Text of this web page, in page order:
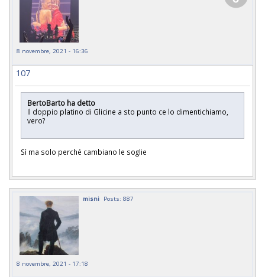
8 novembre, 2021 - 16:36
107
BertoBarto ha detto
Il doppio platino di Glicine a sto punto ce lo dimentichiamo,
vero?
Sì ma solo perché cambiano le soglie
misni Posts: 887
8 novembre, 2021 - 17:18